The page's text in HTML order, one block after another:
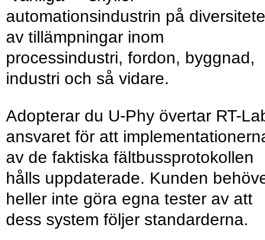
automationsindustrin på
av tillämpningar inom
processindustri, fordon, byggnad,
industri och så vidare.
Adopterar du U-Phy övertar RT-
ansvaret för att
av de faktiska fältbussprotokollen
hålls uppdaterade. Kunden
heller inte göra egna tester av att
dess system följer standarderna.